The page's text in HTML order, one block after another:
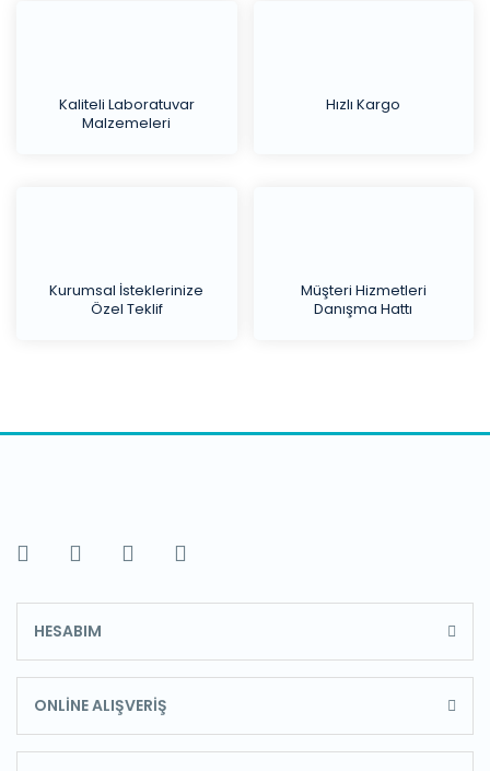
Kaliteli Laboratuvar
Malzemeleri
Hızlı Kargo
Kurumsal İsteklerinize
Özel Teklif
Müşteri Hizmetleri
Danışma Hattı
HESABIM
ONLİNE ALIŞVERİŞ